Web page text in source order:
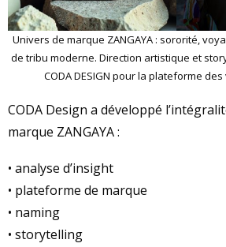
Univers de marque ZANGAYA : sororité,
de tribu moderne. Direction artistique et
CODA DESIGN pour la plateforme
CODA Design a développé
marque ZANGAYA :
• analyse d’insight
• plateforme de marque
• naming
• storytelling